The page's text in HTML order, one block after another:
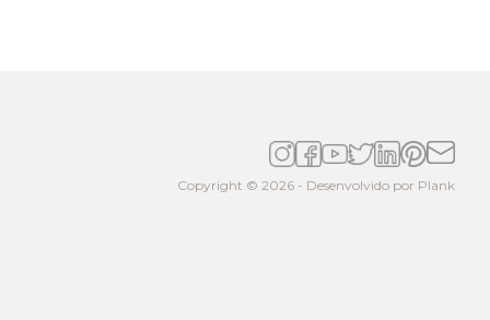
Copyright © 2026 - Desenvolvido por Plank